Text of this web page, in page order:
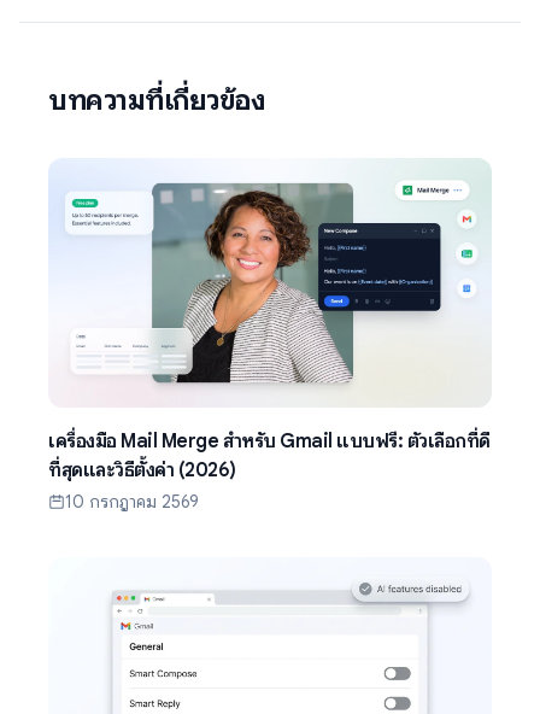
บทความที่เกี่ยวข้อง
เครื่องมือ Mail Merge สำหรับ Gmail แบบฟรี: ตัวเลือกที่ดี
ที่สุดและวิธีตั้งค่า (2026)
10 กรกฎาคม 2569